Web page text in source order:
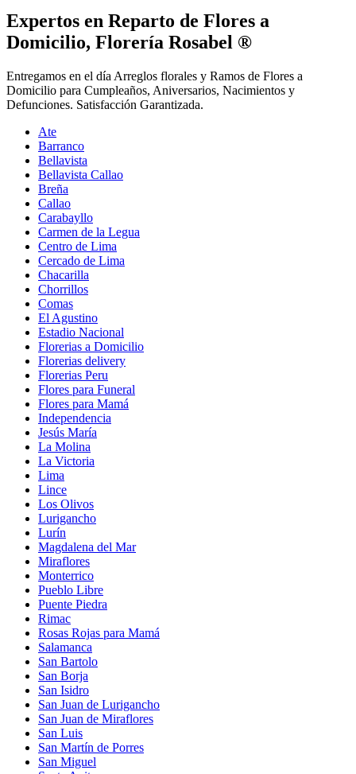
Expertos en Reparto de Flores a
Domicilio, Florería Rosabel ®
Entregamos en el día Arreglos florales y Ramos de Flores a
Domicilio para Cumpleaños, Aniversarios, Nacimientos y
Defunciones. Satisfacción Garantizada.
Ate
Barranco
Bellavista
Bellavista Callao
Breña
Callao
Carabayllo
Carmen de la Legua
Centro de Lima
Cercado de Lima
Chacarilla
Chorrillos
Comas
El Agustino
Estadio Nacional
Florerias a Domicilio
Florerias delivery
Florerias Peru
Flores para Funeral
Flores para Mamá
Independencia
Jesús María
La Molina
La Victoria
Lima
Lince
Los Olivos
Lurigancho
Lurín
Magdalena del Mar
Miraflores
Monterrico
Pueblo Libre
Puente Piedra
Rimac
Rosas Rojas para Mamá
Salamanca
San Bartolo
San Borja
San Isidro
San Juan de Lurigancho
San Juan de Miraflores
San Luis
San Martín de Porres
San Miguel